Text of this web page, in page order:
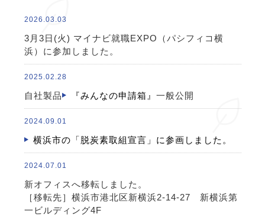
2026.03.03
3月3日(火) マイナビ就職EXPO（パシフィコ横
浜）に参加しました。
2025.02.28
自社製品 『みんなの申請箱』 一般公開
2024.09.01
横浜市の「脱炭素取組宣言」に参画しました。
2024.07.01
新オフィスへ移転しました。
［移転先］横浜市港北区新横浜2-14-27 新横浜第
一ビルディング4F